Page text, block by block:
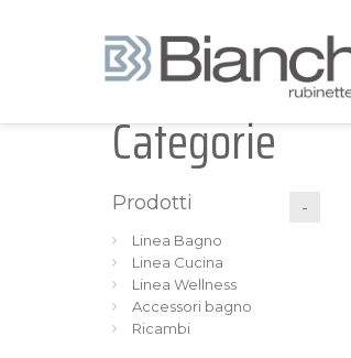
Categorie
Prodotti
Linea Bagno
Linea Cucina
Linea Wellness
Accessori bagno
Ricambi